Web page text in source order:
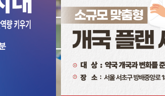
藥――― 약사가
樂 ――― 즐겁다